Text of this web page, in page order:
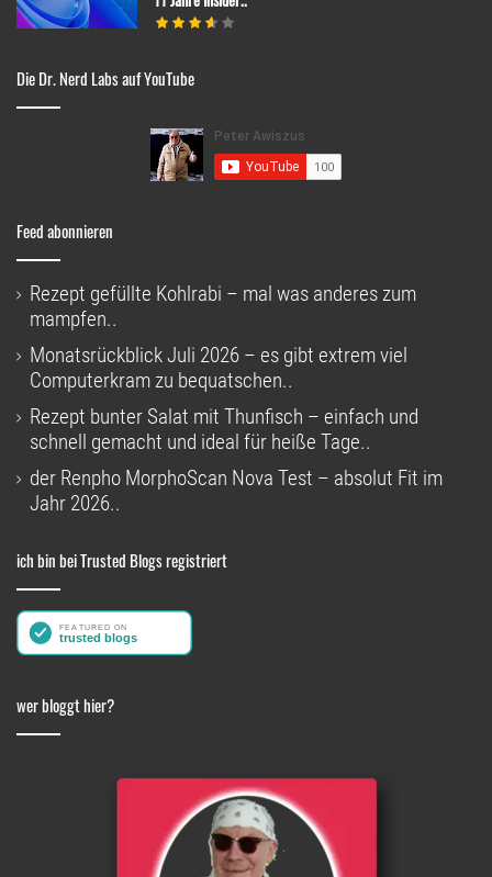
Die Dr. Nerd Labs auf YouTube
Feed abonnieren
Rezept gefüllte Kohlrabi – mal was anderes zum
mampfen..
Monatsrückblick Juli 2026 – es gibt extrem viel
Computerkram zu bequatschen..
Rezept bunter Salat mit Thunfisch – einfach und
schnell gemacht und ideal für heiße Tage..
der Renpho MorphoScan Nova Test – absolut Fit im
Jahr 2026..
ich bin bei Trusted Blogs registriert
wer bloggt hier?